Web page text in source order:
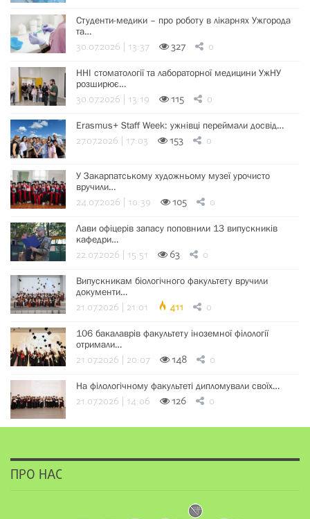
Студенти-медики – про роботу в лікарнях Ужгорода
та…
30.07.2026 | 13:37 327 0
ННІ стоматології та лабораторної медицини УжНУ
розширює…
30.07.2026 | 13:19 115 0
Erasmus+ Staff Week: ужнівці переймали досвід…
27.07.2026 | 17:03 153 0
У Закарпатському художньому музеї урочисто
вручили…
24.07.2026 | 10:39 105 0
Лави офіцерів запасу поповнили 13 випускників
кафедри…
22.07.2026 | 15:51 63 0
Випускникам біологічного факультету вручили
документи…
21.07.2026 | 21:01 411 0
106 бакалаврів факультету іноземної філології
отримали…
21.07.2026 | 20:07 148 0
На філологічному факультеті дипломували своїх…
21.07.2026 | 14:06 126 0
ПРО НАС